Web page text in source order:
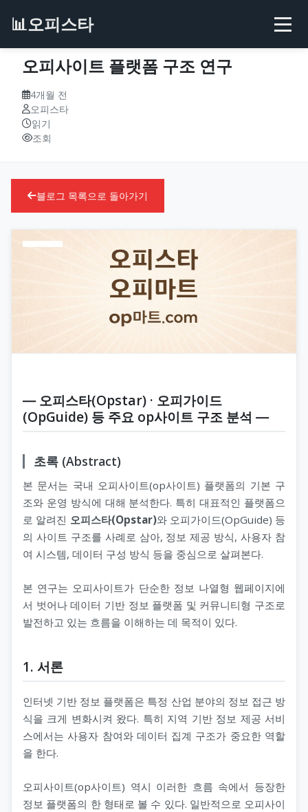
📊오피스타
코스
오피사이트 플랫폼 구조 연구
4개월 전
오피스타
읽기
조회
블로그 목록으로 돌아가기
― 오피스타(Opstar) · 오피가이드
(OpGuide) 등 주요 op사이트 구조 분석 ―
초록 (Abstract)
본 문서는 국내 오피사이트(op사이트) 플랫폼의 기본 구
조와 운영 방식에 대해 분석한다. 특히 대표적인 플랫폼으
로 알려진 오피스타(Opstar)와 오피가이드(OpGuide) 등
의 사이트 구조를 사례로 삼아, 정보 제공 방식, 사용자 참
여 시스템, 데이터 구성 방식 등을 중심으로 살펴본다.
본 연구는 오피사이트가 단순한 정보 나열형 웹페이지에
서 벗어나 데이터 기반 정보 플랫폼 및 커뮤니티형 구조로
발전하고 있는 흐름을 이해하는 데 목적이 있다.
1. 서론
인터넷 기반 정보 플랫폼은 특정 산업 분야의 정보 접근 방
식을 크게 변화시켜 왔다. 특히 지역 기반 정보 제공 서비
스에서는 사용자 참여와 데이터 집계 구조가 중요한 역할
을 한다.
오피사이트(op사이트) 역시 이러한 흐름 속에서 등장한
정보 플랫폼의 한 형태로 볼 수 있다. 일반적으로 오피사이